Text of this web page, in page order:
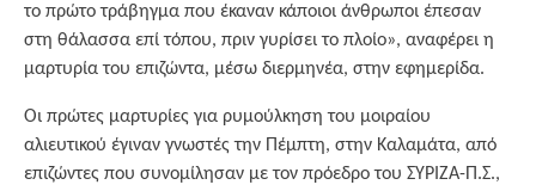
το πρώτο τράβηγμα που έκαναν κάποιοι άνθρωποι έπεσαν
στη θάλασσα επί τόπου, πριν γυρίσει το πλοίο», αναφέρει η
μαρτυρία του επιζώντα, μέσω διερμηνέα, στην εφημερίδα.
Οι πρώτες μαρτυρίες για ρυμούλκηση του μοιραίου
αλιευτικού έγιναν γνωστές την Πέμπτη, στην Καλαμάτα, από
επιζώντες που συνομίλησαν με τον πρόεδρο του ΣΥΡΙΖΑ-Π.Σ.,